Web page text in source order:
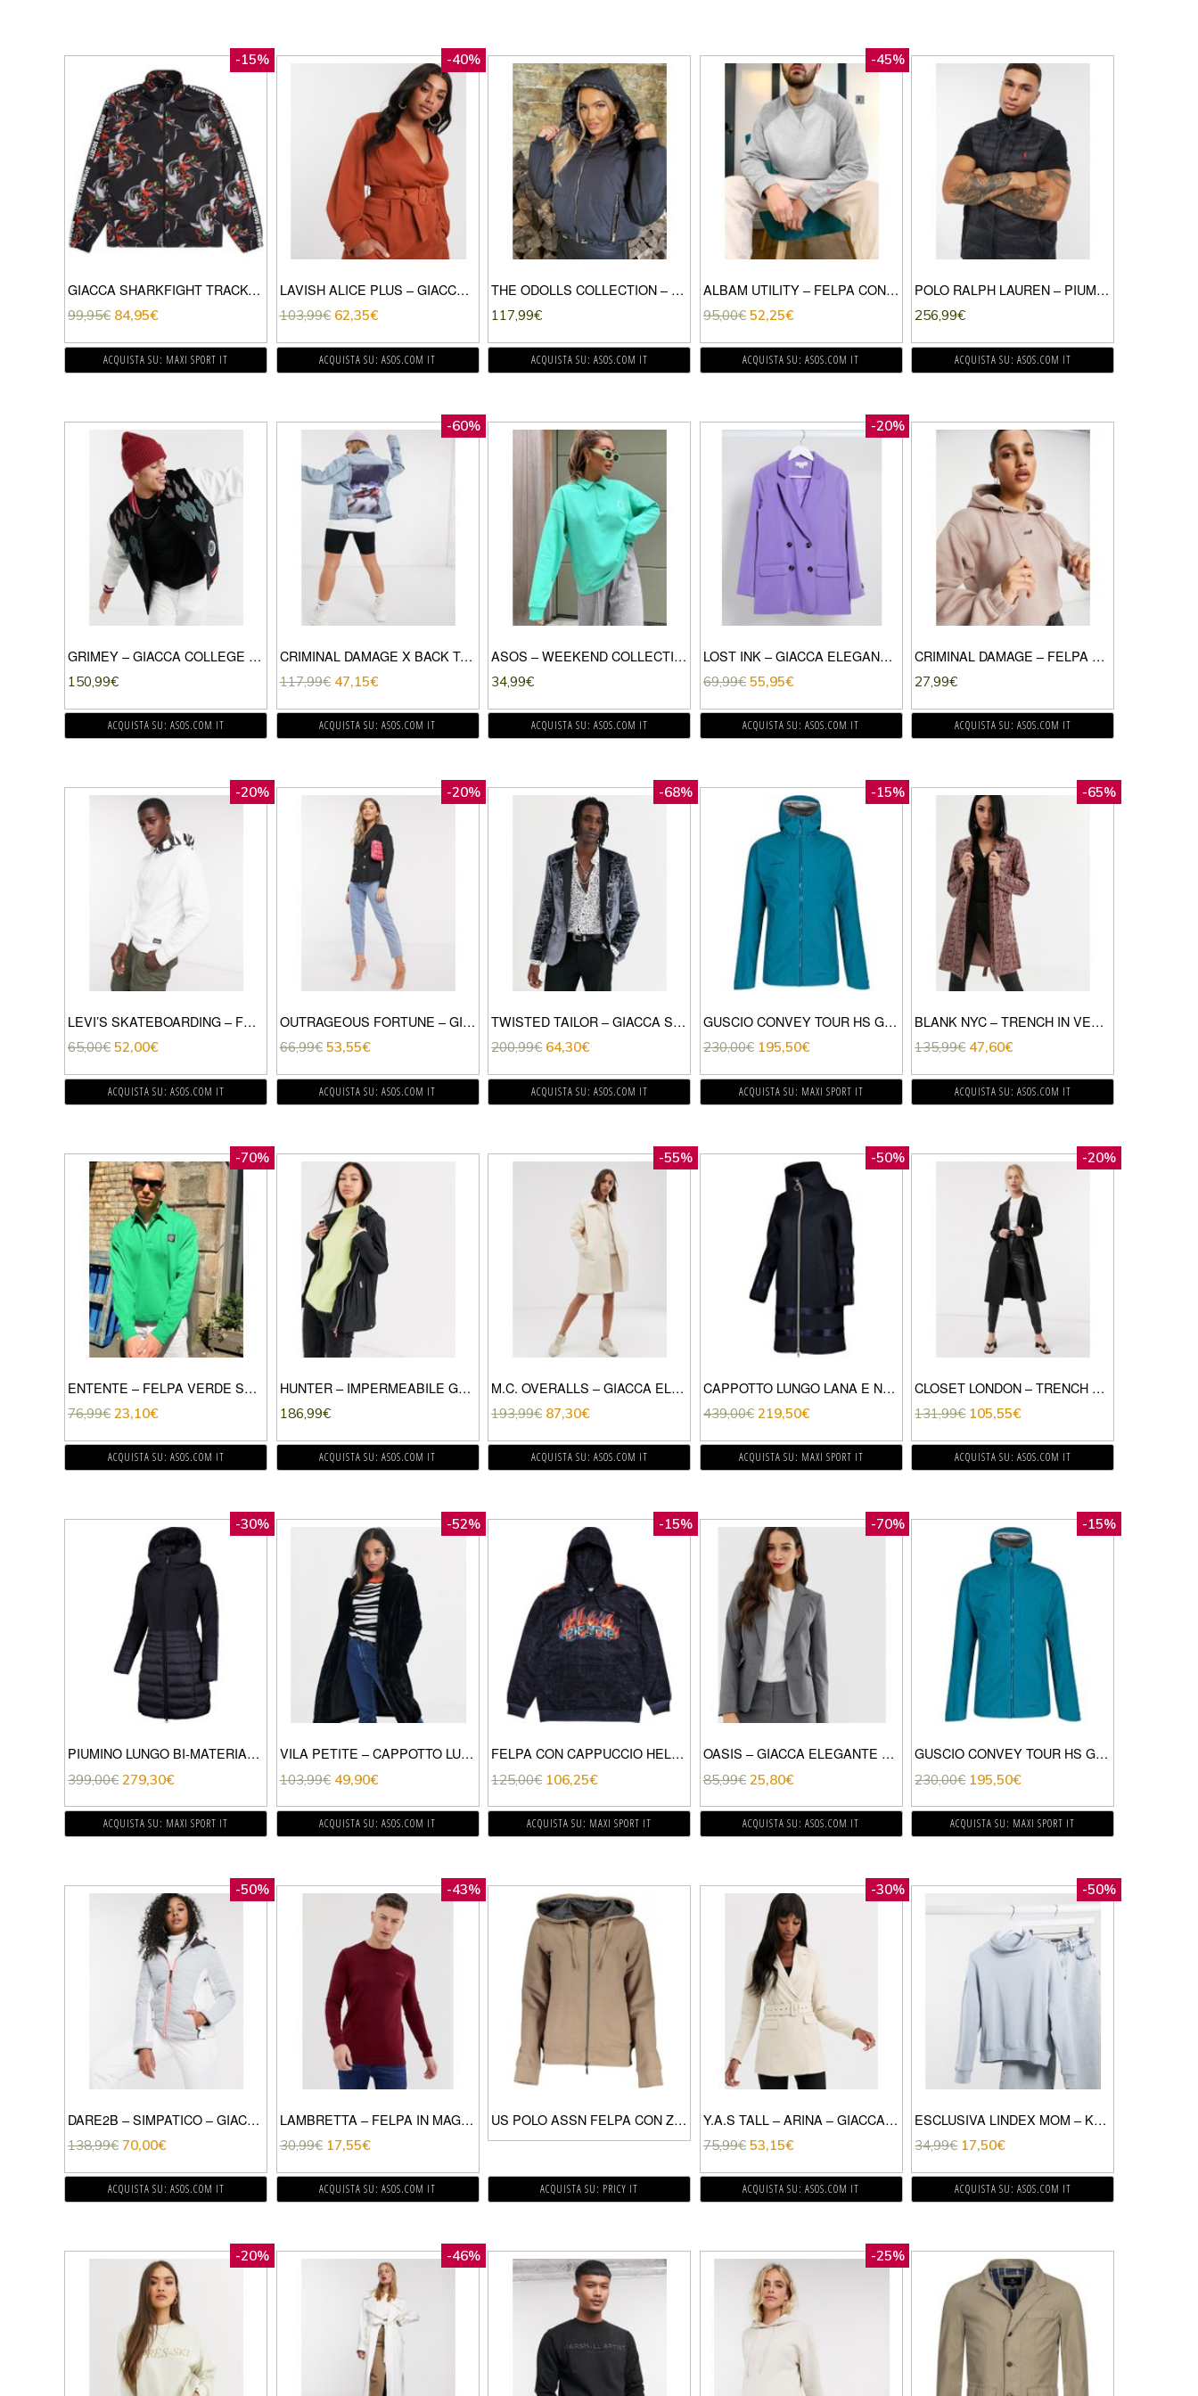
-15%
GIACCA SHARKFIGHT TRACKSUIT
99,95€ 84,95€
ACQUISTA SU: MAXI SPORT IT
-40%
LAVISH ALICE PLUS – GIACCA ELEGANTE MARRONE CON CINTURA IN COORDINATO
103,99€ 62,35€
ACQUISTA SU: ASOS.COM IT
THE ODOLLS COLLECTION – CAPPOTTO IMBOTTITO NERO DOUBLE-FACE CON CAPPUCCIO E FINITURE IN PELLICCIA SINTETICA-BLU
117,99€
ACQUISTA SU: ASOS.COM IT
-45%
ALBAM UTILITY – FELPA CON MANICHE RAGLAN GRIGIA-GRIGIO
95,00€ 52,25€
ACQUISTA SU: ASOS.COM IT
POLO RALPH LAUREN – PIUMINO SMANICATO NERO IN NYLON RICICLATO CON LOGO
256,99€
ACQUISTA SU: ASOS.COM IT
GRIMEY – GIACCA COLLEGE IN PELLE SINTETICA NERA CON APPLICAZIONI-NERO
150,99€
ACQUISTA SU: ASOS.COM IT
-60%
CRIMINAL DAMAGE X BACK TO THE FUTURE – GIACCA DI JEANS CON STAMPA CON DELOREAN SUL RETRO-BLU
117,99€ 47,15€
ACQUISTA SU: ASOS.COM IT
ASOS – WEEKEND COLLECTIVE – FELPA STILE POLO CON ZIP CORTA E LOGO VERDE ACCESO
34,99€
ACQUISTA SU: ASOS.COM IT
-20%
LOST INK – GIACCA ELEGANTE COMODO IN COORDINATO-VIOLA
69,99€ 55,95€
ACQUISTA SU: ASOS.COM IT
CRIMINAL DAMAGE – FELPA CON CAPPUCCIO CORTA COLOR FUNGO-GRIGIO
27,99€
ACQUISTA SU: ASOS.COM IT
-20%
LEVI’S SKATEBOARDING – FELPA CON CAPPUCCIO BIANCA-BIANCO
65,00€ 52,00€
ACQUISTA SU: ASOS.COM IT
-20%
OUTRAGEOUS FORTUNE – GIACCA ELEGANTE DOPPIOPETTO NERO
66,99€ 53,55€
ACQUISTA SU: ASOS.COM IT
-68%
TWISTED TAILOR – GIACCA SUPER SKINNY IN VELLUTO GRIGIO PIOMBO SCREPOLATO
200,99€ 64,30€
ACQUISTA SU: ASOS.COM IT
-15%
GUSCIO CONVEY TOUR HS GORE-TEX PACLITE®
230,00€ 195,50€
ACQUISTA SU: MAXI SPORT IT
-65%
BLANK NYC – TRENCH IN VERNICE PITONATO-MARRONE
135,99€ 47,60€
ACQUISTA SU: ASOS.COM IT
-70%
ENTENTE – FELPA VERDE STILE POLO
76,99€ 23,10€
ACQUISTA SU: ASOS.COM IT
HUNTER – IMPERMEABILE GOMMATO LEGGERO NERO
186,99€
ACQUISTA SU: ASOS.COM IT
-55%
M.C. OVERALLS – GIACCA ELEGANTE STILE IMPERMEABILE-BEIGE
193,99€ 87,30€
ACQUISTA SU: ASOS.COM IT
-50%
CAPPOTTO LUNGO LANA E NEOPRENE LOUISE DONNA
439,00€ 219,50€
ACQUISTA SU: MAXI SPORT IT
-20%
CLOSET LONDON – TRENCH NERO
131,99€ 105,55€
ACQUISTA SU: ASOS.COM IT
-30%
PIUMINO LUNGO BI-MATERIAL TWISS DONNA
399,00€ 279,30€
ACQUISTA SU: MAXI SPORT IT
-52%
VILA PETITE – CAPPOTTO LUNGO IN ECOPELLICCIA-NERO
103,99€ 49,90€
ACQUISTA SU: ASOS.COM IT
-15%
FELPA CON CAPPUCCIO HELL RIDE
125,00€ 106,25€
ACQUISTA SU: MAXI SPORT IT
-70%
OASIS – GIACCA ELEGANTE GRIGIO
85,99€ 25,80€
ACQUISTA SU: ASOS.COM IT
-15%
GUSCIO CONVEY TOUR HS GORE-TEX PACLITE®
230,00€ 195,50€
ACQUISTA SU: MAXI SPORT IT
-50%
DARE2B – SIMPATICO – GIACCA GRIGIA-GRIGIO
138,99€ 70,00€
ACQUISTA SU: ASOS.COM IT
-43%
LAMBRETTA – FELPA IN MAGLIA 100% COTONE-ROSSO
30,99€ 17,55€
ACQUISTA SU: ASOS.COM IT
US POLO ASSN FELPA CON ZIP DONNA BEIGE
ACQUISTA SU: PRICY IT
-30%
Y.A.S TALL – ARINA – GIACCA ELEGANTE CON CINTURA-CREMA
75,99€ 53,15€
ACQUISTA SU: ASOS.COM IT
-50%
ESCLUSIVA LINDEX MOM – KAREN – FELPA DA CASA CON COLLO ALTO IN PILE DI COTONE ORGANICO BLU-BIANCO
34,99€ 17,50€
ACQUISTA SU: ASOS.COM IT
-20% -46% -25%